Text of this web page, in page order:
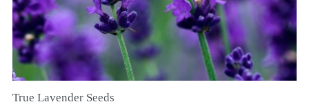
True Lavender Seeds